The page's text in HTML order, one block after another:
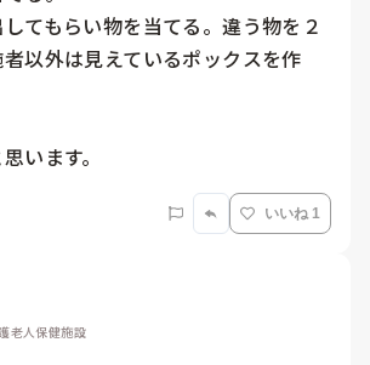
てもらい物を当てる。違う物を２
以外は見えているポックスを作
います。
いいね 1
老人保健施設